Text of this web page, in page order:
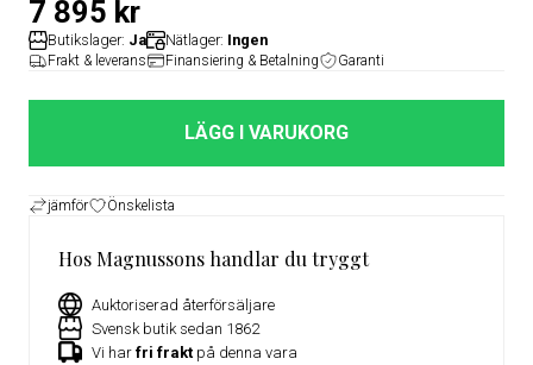
7 895 kr
Butikslager: Ja Nätlager: Ingen
Frakt & leverans Finansiering & Betalning Garanti
LÄGG I VARUKORG
jämför Önskelista
Hos Magnussons handlar du tryggt
Auktoriserad återförsäljare
Svensk butik sedan 1862
Vi har fri frakt på denna vara